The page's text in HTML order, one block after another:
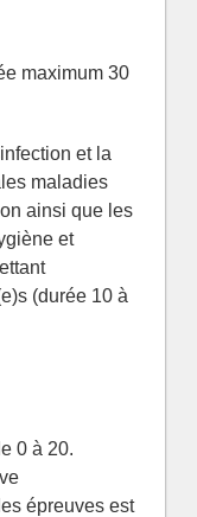
maximum 30
et la
maladies
ainsi que les
et
(durée 10 à
0 à 20.
épreuves est